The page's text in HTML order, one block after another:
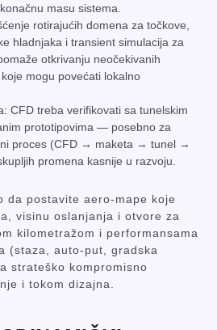
masu sistema.
rotirajućih domena za točkove,
hladnjaka i transient simulacija za
otkrivanju neočekivanih
mogu povećati lokalno
CFD treba verifikovati sa tunelskim
prototipovima — posebno za
proces (CFD → maketa → tunel →
promena kasnije u razvoju.
da postavite aero-mape koje
visinu oslanjanja i otvore za
kilometražom i performansama
(staza, auto-put, gradska
strateško kompromisno
i tokom dizajna.